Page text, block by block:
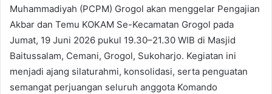
Muhammadiyah (PCPM) Grogol akan menggelar Pengajian
Akbar dan Temu KOKAM Se-Kecamatan Grogol pada
Jumat, 19 Juni 2026 pukul 19.30–21.30 WIB di Masjid
Baitussalam, Cemani, Grogol, Sukoharjo. Kegiatan ini
menjadi ajang silaturahmi, konsolidasi, serta penguatan
semangat perjuangan seluruh anggota Komando